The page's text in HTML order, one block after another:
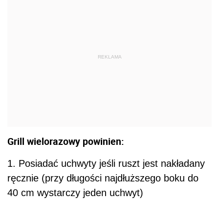
REKLAMA
Grill wielorazowy powinien:
1. Posiadać uchwyty jeśli ruszt jest nakładany
ręcznie (przy długości najdłuższego boku do
40 cm wystarczy jeden uchwyt)